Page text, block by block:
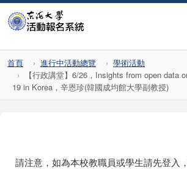
首頁 進行中活動總覽
學術活動
【行政講堂】6/26，Insights from open data
19 in Korea，辛恩珍(韓國成均館大學副教授)
請注意，如為本校教職員或學生請先登入